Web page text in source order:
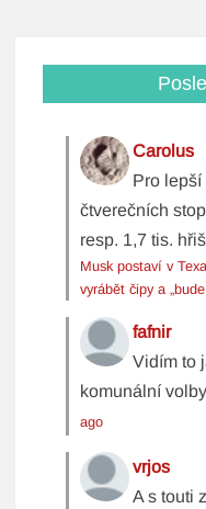
Carolus
Pro lepší
čtverečních
resp. 1,7 tis.
Musk postaví v
vyrábět čipy a
fafnir
Vidím to
komunální
ago
vrjos
A s touti